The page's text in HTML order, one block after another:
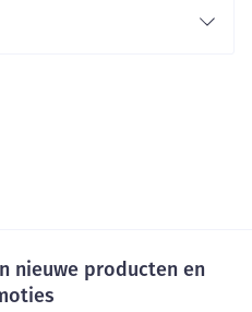
nieuwe producten en